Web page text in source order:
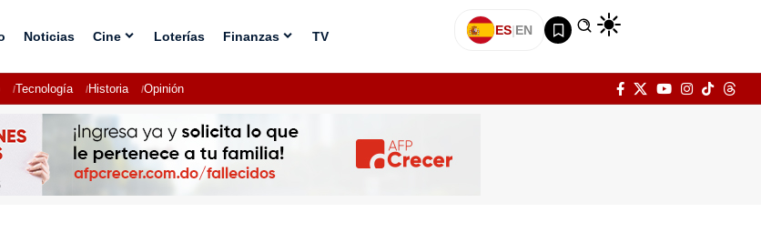
Noticias Cine Loterías Finanzas TV ES|EN
Tecnología Historia Opinión